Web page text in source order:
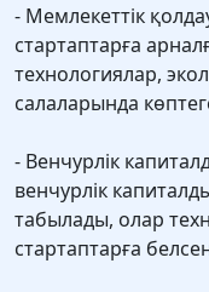
- Мемлекеттік
стартаптарға
технологиялар,
салаларында
- Венчурлік
венчурлік
табылады, олар
стартаптарға